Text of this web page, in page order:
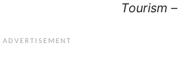
Tourism –